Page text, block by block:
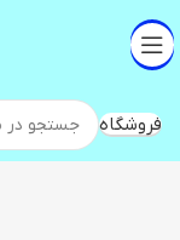
فروشگاه